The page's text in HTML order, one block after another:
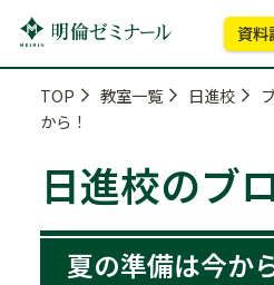
資料
TOP 教室一覧 日進校
から！
日進校のブ
夏の準備は今か